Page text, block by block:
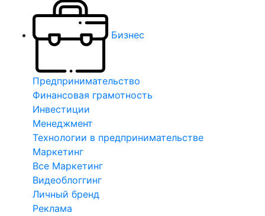
Бизнес
Предпринимательство
Финансовая грамотность
Инвестиции
Менеджмент
Технологии в предпринимательстве
Маркетинг
Все Маркетинг
Видеоблоггинг
Личный бренд
Реклама